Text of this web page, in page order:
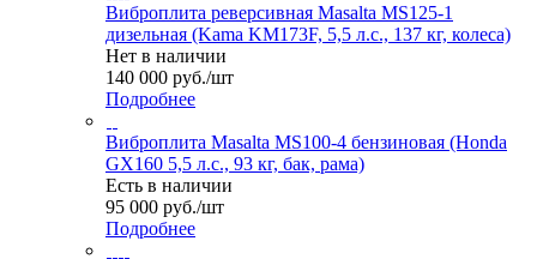
Виброплита реверсивная Masalta MS125-1
дизельная (Kama KM173F, 5,5 л.с., 137 кг, колеса)
Нет в наличии
140 000 руб./шт
Подробнее
Виброплита Masalta MS100-4 бензиновая (Honda
GX160 5,5 л.с., 93 кг, бак, рама)
Есть в наличии
95 000 руб./шт
Подробнее